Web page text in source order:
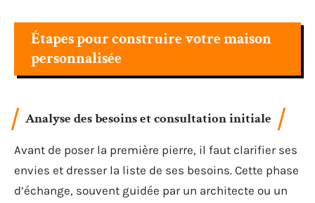
Étapes pour construire votre maison
personnalisée
Analyse des besoins et consultation initiale
Avant de poser la première pierre, il faut clarifier ses
envies et dresser la liste de ses besoins. Cette phase
d’échange, souvent guidée par un architecte ou un